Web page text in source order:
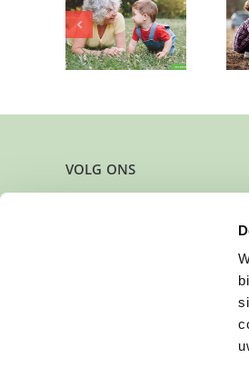
Gun jij deze
jongen een plek
om te groeien?
VOLG ONS